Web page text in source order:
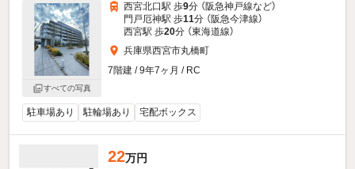
すべての写真
西宮北口駅 歩9分 （阪急神戸線など）
門戸厄神駅 歩11分 （阪急今津線）
西宮駅 歩20分 （東海道線）
兵庫県西宮市丸橋町
7階建 / 9年7ヶ月 / RC
駐車場あり 駐輪場あり 宅配ボックス
22万円